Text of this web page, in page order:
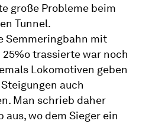
große Probleme beim
Tunnel.
Semmeringbahn mit
trassierte war noch
Lokomotiven geben
auch
Man schrieb daher
aus, wo dem Sieger ein